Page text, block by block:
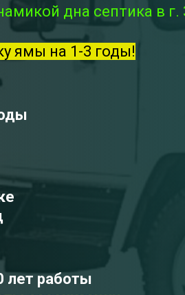
дна септика в г.
ямы на 1-3 годы!
лет работы